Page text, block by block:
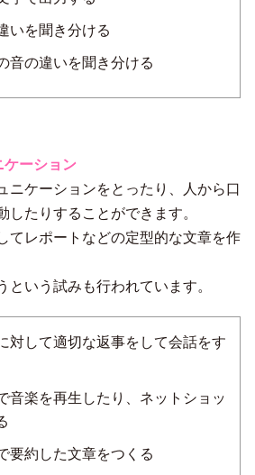
いを聞き分ける
音の違いを聞き分ける
ケーション
ニケーションをとったり、人から口
したりすることができます。
てレポートなどの定型的な文章を作
という試みも行われています。
対して適切な返事をして会話をす
音楽を再生したり、ネットショッ
要約した文章をつくる